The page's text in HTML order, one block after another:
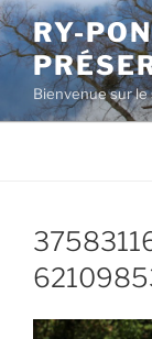
Aller
au
contenu
principal
RY-
Bienvenue sur